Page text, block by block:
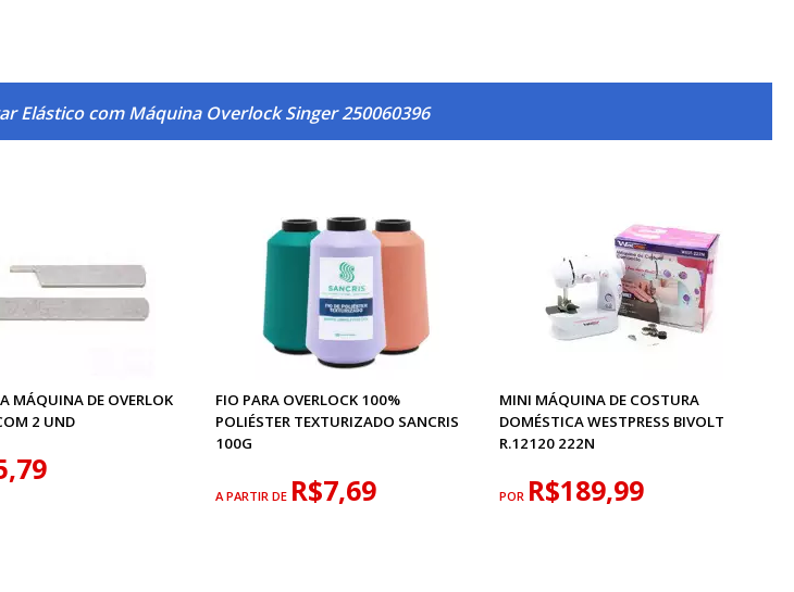
Elástico com Máquina Overlock Singer 250060396
MÁQUINA DE OVERLOK
2 UND
FIO PARA OVERLOCK 100%
POLIÉSTER TEXTURIZADO SANCRIS
100G
A PARTIR DE R$7,69
MINI MÁQUINA DE COSTURA
DOMÉSTICA WESTPRESS BIVOLT
R.12120 222N
POR R$189,99